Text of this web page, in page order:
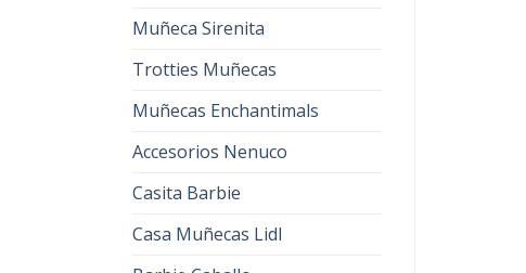
Muñeca Sirenita
Trotties Muñecas
Muñecas Enchantimals
Accesorios Nenuco
Casita Barbie
Casa Muñecas Lidl